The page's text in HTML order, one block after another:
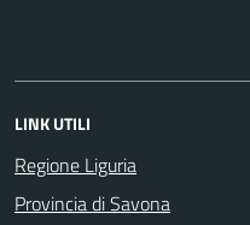
LINK UTILI
Regione Liguria
Provincia di Savona